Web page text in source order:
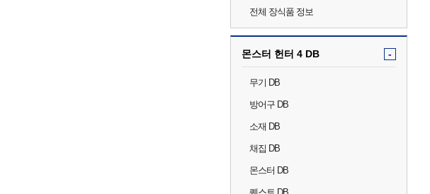
전체 장식품 정보
몬스터 헌터 4 DB -
무기 DB
방어구 DB
소재 DB
채집 DB
몬스터 DB